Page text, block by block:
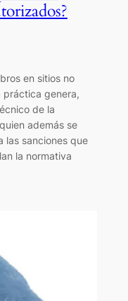
en sitios no
práctica genera,
de la
además se
las sanciones que
la normativa